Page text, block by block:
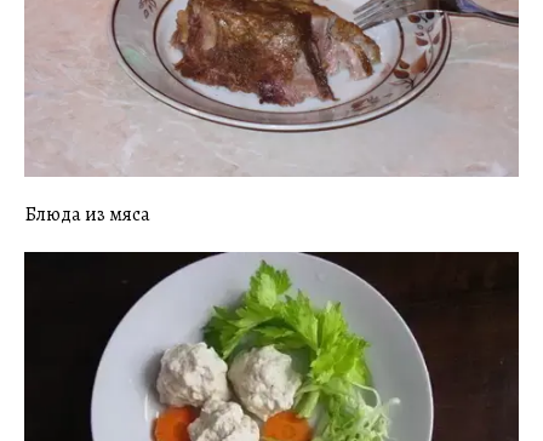
Блюда из мяса